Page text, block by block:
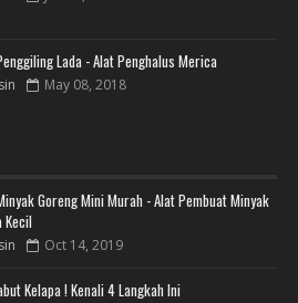
Lada - Alat Penghalus Merica
May 08, 2018
Goreng Mini Murah - Alat Pembuat Minyak
Kecil
Oct 14, 2019
Kelapa ! Kenali 4 Langkah Ini